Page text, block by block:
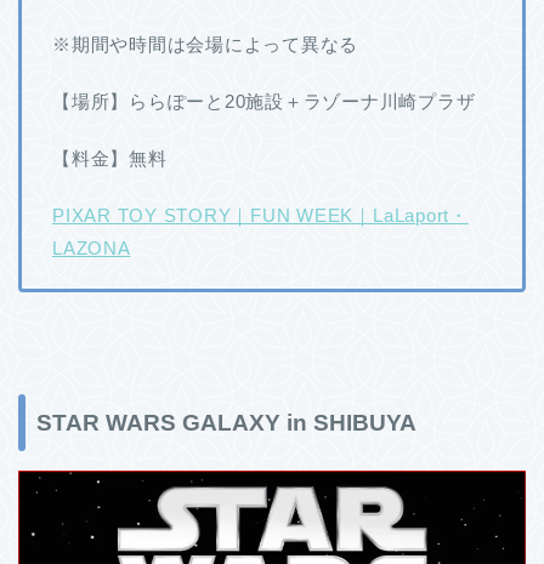
※期間や時間は会場によって異なる
【場所】ららぽーと20施設＋ラゾーナ川崎プラザ
【料金】無料
PIXAR TOY STORY｜FUN WEEK｜LaLaport・
LAZONA
STAR WARS GALAXY in SHIBUYA